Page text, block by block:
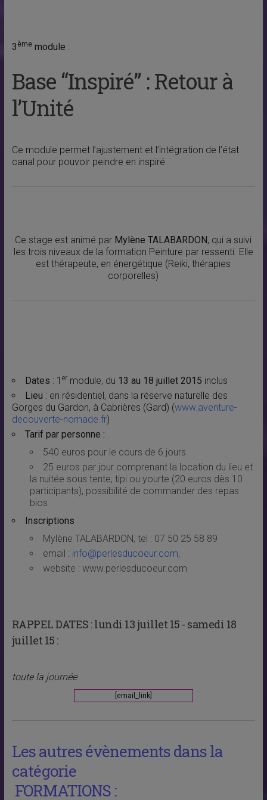
3 èmemodule :
Base “Inspiré” : Retour à
l’Unité
Ce module permet l’ajustement et l’intégration de l’état
canal pour pouvoir peindre en inspiré.
Ce stage est animé par Mylène TALABARDON, qui a suivi
les trois niveaux de la formation Peinture par ressenti. Elle
est thérapeute, en énergétique (Reiki, thérapies
corporelles)
Dates : 1 er module, du 13 au 18 juillet 2015 inclus
Lieu : en résidentiel, dans la réserve naturelle des
Gorges du Gardon, à Cabrières (Gard) (www.aventure-
decouverte-nomade.fr)
Tarif par personne :
540 euros pour le cours de 6 jours
25 euros par jour comprenant la location du lieu et
la nuitée sous tente, tipi ou yourte (20 euros dès 10
participants), possibilité de commander des repas
bios
Inscriptions
Mylène TALABARDON, tel : 07 50 25 58 89
email : info@perlesducoeur.com,
website : www.perlesducoeur.com
RAPPEL DATES :lundi 13 juillet 15 - samedi 18
juillet 15 :
toute la journée
[email_link]
Les autres évènements dans la
catégorie
FORMATIONS :